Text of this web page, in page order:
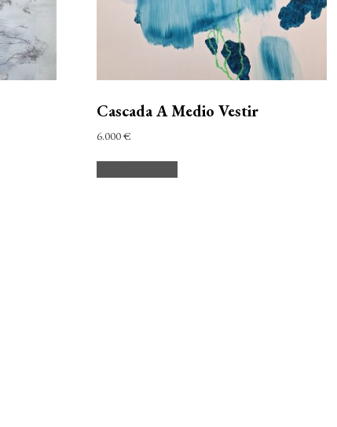
Cascada A Medio Vestir
6.000€